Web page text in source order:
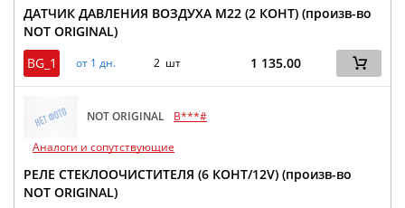
ДАТЧИК ДАВЛЕНИЯ ВОЗДУХА M22 (2 КОНТ) (произв-во
NOT ORIGINAL)
BG_1
от 1 дн. 2 шт 1 135.00
NOT ORIGINAL
B***#
Аналоги и сопутствующие
РЕЛЕ СТЕКЛООЧИСТИТЕЛЯ (6 КОНТ/12V) (произв-во
NOT ORIGINAL)